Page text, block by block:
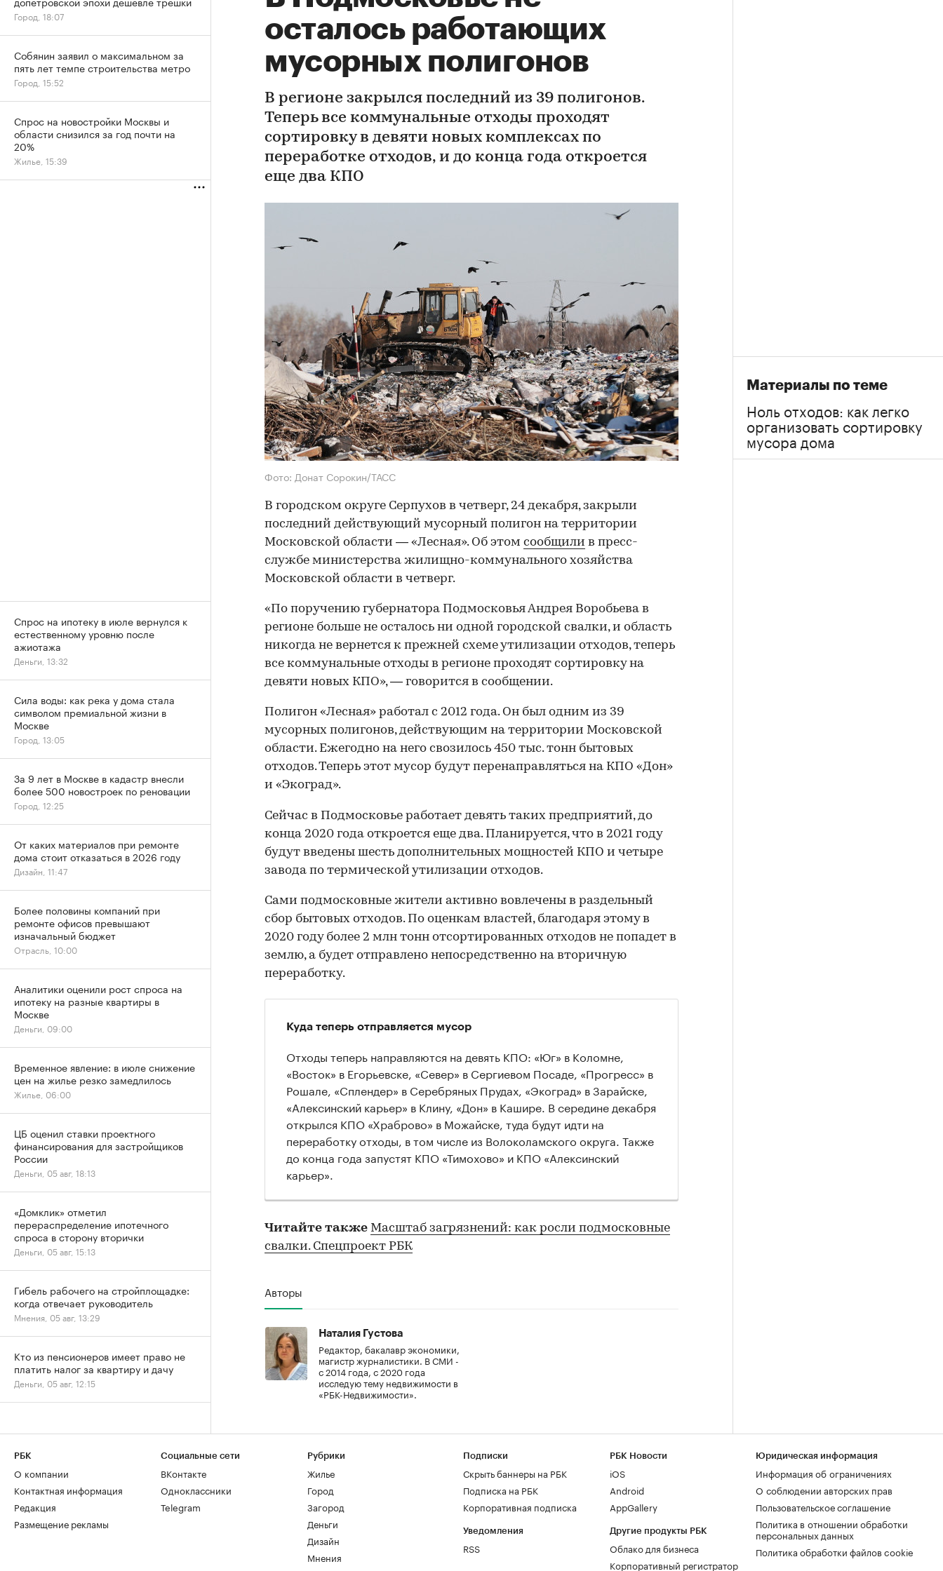
осталось работающих
мусорных полигонов
В регионе закрылся последний из 39 полигонов.
Теперь все коммунальные отходы проходят
сортировку в девяти новых комплексах по
переработке отходов, и до конца года откроется
еще два КПО
Фото: Донат Сорокин/ТАСС
В городском округе Серпухов в четверг, 24 декабря, закрыли
последний действующий мусорный полигон на территории
Московской области — «Лесная». Об этом сообщили в пресс-
службе министерства жилищно-коммунального хозяйства
Московской области в четверг.
«По поручению губернатора Подмосковья Андрея Воробьева в
регионе больше не осталось ни одной городской свалки, и область
никогда не вернется к прежней схеме утилизации отходов, теперь
все коммунальные отходы в регионе проходят сортировку на
девяти новых КПО», — говорится в сообщении.
Полигон «Лесная» работал с 2012 года. Он был одним из 39
мусорных полигонов, действующим на территории Московской
области. Ежегодно на него свозилось 450 тыс. тонн бытовых
отходов. Теперь этот мусор будут перенаправляться на КПО «Дон»
и «Экоград».
Сейчас в Подмосковье работает девять таких предприятий, до
конца 2020 года откроется еще два. Планируется, что в 2021 году
будут введены шесть дополнительных мощностей КПО и четыре
завода по термической утилизации отходов.
Сами подмосковные жители активно вовлечены в раздельный
сбор бытовых отходов. По оценкам властей, благодаря этому в
2020 году более 2 млн тонн отсортированных отходов не попадет в
землю, а будет отправлено непосредственно на вторичную
переработку.
Куда теперь отправляется мусор
Отходы теперь направляются на девять КПО: «Юг» в Коломне,
«Восток» в Егорьевске, «Север» в Сергиевом Посаде, «Прогресс» в
Рошале, «Сплендер» в Серебряных Прудах, «Экоград» в Зарайске,
«Алексинский карьер» в Клину, «Дон» в Кашире. В середине декабря
открылся КПО «Храброво» в Можайске, туда будут идти на
переработку отходы, в том числе из Волоколамского округа. Также
до конца года запустят КПО «Тимохово» и КПО «Алексинский
карьер».
Читайте также Масштаб загрязнений: как росли подмосковные
свалки. Спецпроект РБК
Авторы
Наталия Густова
Редактор, бакалавр экономики,
магистр журналистики. В СМИ -
с 2014 года, с 2020 года
исследую тему недвижимости в
«РБК-Недвижимости».
Материалы по теме
Ноль отходов: как легко
организовать сортировку
мусора дома
Город, 18:07
Собянин заявил о максимальном за
пять лет темпе строительства метро
Город, 15:52
Спрос на новостройки Москвы и
области снизился за год почти на
20%
Жилье, 15:39
Спрос на ипотеку в июле вернулся к
естественному уровню после
ажиотажа
Деньги, 13:32
Сила воды: как река у дома стала
символом премиальной жизни в
Москве
Город, 13:05
За 9 лет в Москве в кадастр внесли
более 500 новостроек по реновации
Город, 12:25
От каких материалов при ремонте
дома стоит отказаться в 2026 году
Дизайн, 11:47
Более половины компаний при
ремонте офисов превышают
изначальный бюджет
Отрасль, 10:00
Аналитики оценили рост спроса на
ипотеку на разные квартиры в
Москве
Деньги, 09:00
Временное явление: в июле снижение
цен на жилье резко замедлилось
Жилье, 06:00
ЦБ оценил ставки проектного
финансирования для застройщиков
России
Деньги, 05 авг, 18:13
«Домклик» отметил
перераспределение ипотечного
спроса в сторону вторички
Деньги, 05 авг, 15:13
Гибель рабочего на стройплощадке:
когда отвечает руководитель
Мнения, 05 авг, 13:29
Кто из пенсионеров имеет право не
платить налог за квартиру и дачу
Деньги, 05 авг, 12:15
РБК
О компании
Контактная информация
Редакция
Размещение рекламы
Социальные сети
ВКонтакте
Одноклассники
Telegram
Рубрики
Жилье
Город
Загород
Деньги
Дизайн
Мнения
Подписки
Скрыть баннеры на РБК
Подписка на РБК
Корпоративная подписка
Уведомления
RSS
РБК Новости
iOS
Android
AppGallery
Другие продукты РБК
Облако для бизнеса
Корпоративный регистратор
Юридическая информация
Информация об ограничениях
О соблюдении авторских прав
Пользовательское соглашение
Политика в отношении обработки
персональных данных
Политика обработки файлов cookie